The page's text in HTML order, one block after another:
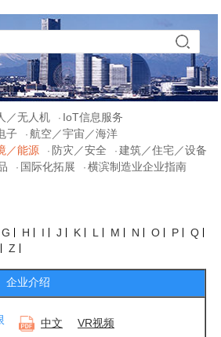
／无人机 · IoT信息服务
子 · 航空／宇宙／海洋
／能源 · 防灾／安全 · 建筑／住宅／设备
· 国际化拓展 · 横滨制造业企业指南
G H I J K L M N O P
Q
Z
企业介绍
中文 VR视频